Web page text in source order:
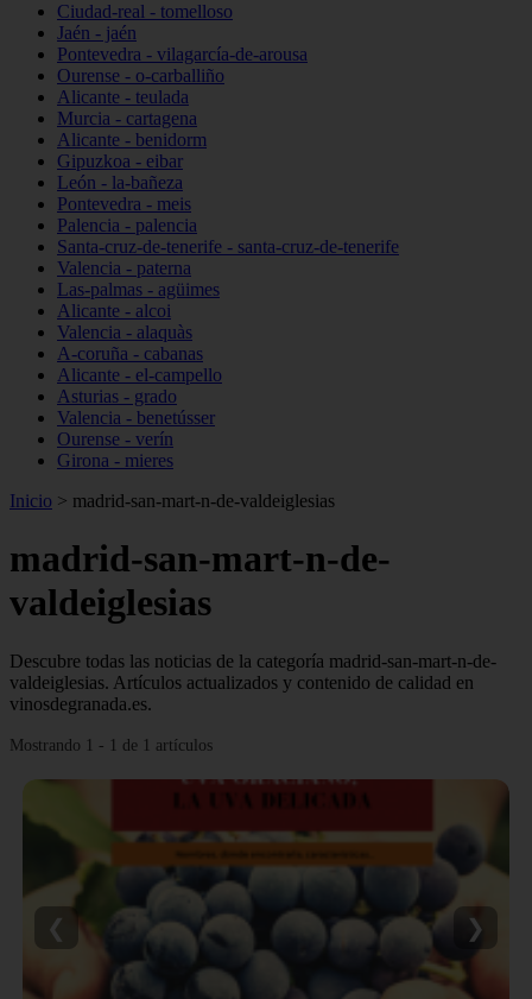
Ciudad-real - tomelloso
Jaén - jaén
Pontevedra - vilagarcía-de-arousa
Ourense - o-carballiño
Alicante - teulada
Murcia - cartagena
Alicante - benidorm
Gipuzkoa - eibar
León - la-bañeza
Pontevedra - meis
Palencia - palencia
Santa-cruz-de-tenerife - santa-cruz-de-tenerife
Valencia - paterna
Las-palmas - agüimes
Alicante - alcoi
Valencia - alaquàs
A-coruña - cabanas
Alicante - el-campello
Asturias - grado
Valencia - benetússer
Ourense - verín
Girona - mieres
Inicio > madrid-san-mart-n-de-valdeiglesias
madrid-san-mart-n-de-
valdeiglesias
Descubre todas las noticias de la categoría madrid-san-mart-n-de-
valdeiglesias. Artículos actualizados y contenido de calidad en
vinosdegranada.es.
Mostrando 1 - 1 de 1 artículos
❮ ❯